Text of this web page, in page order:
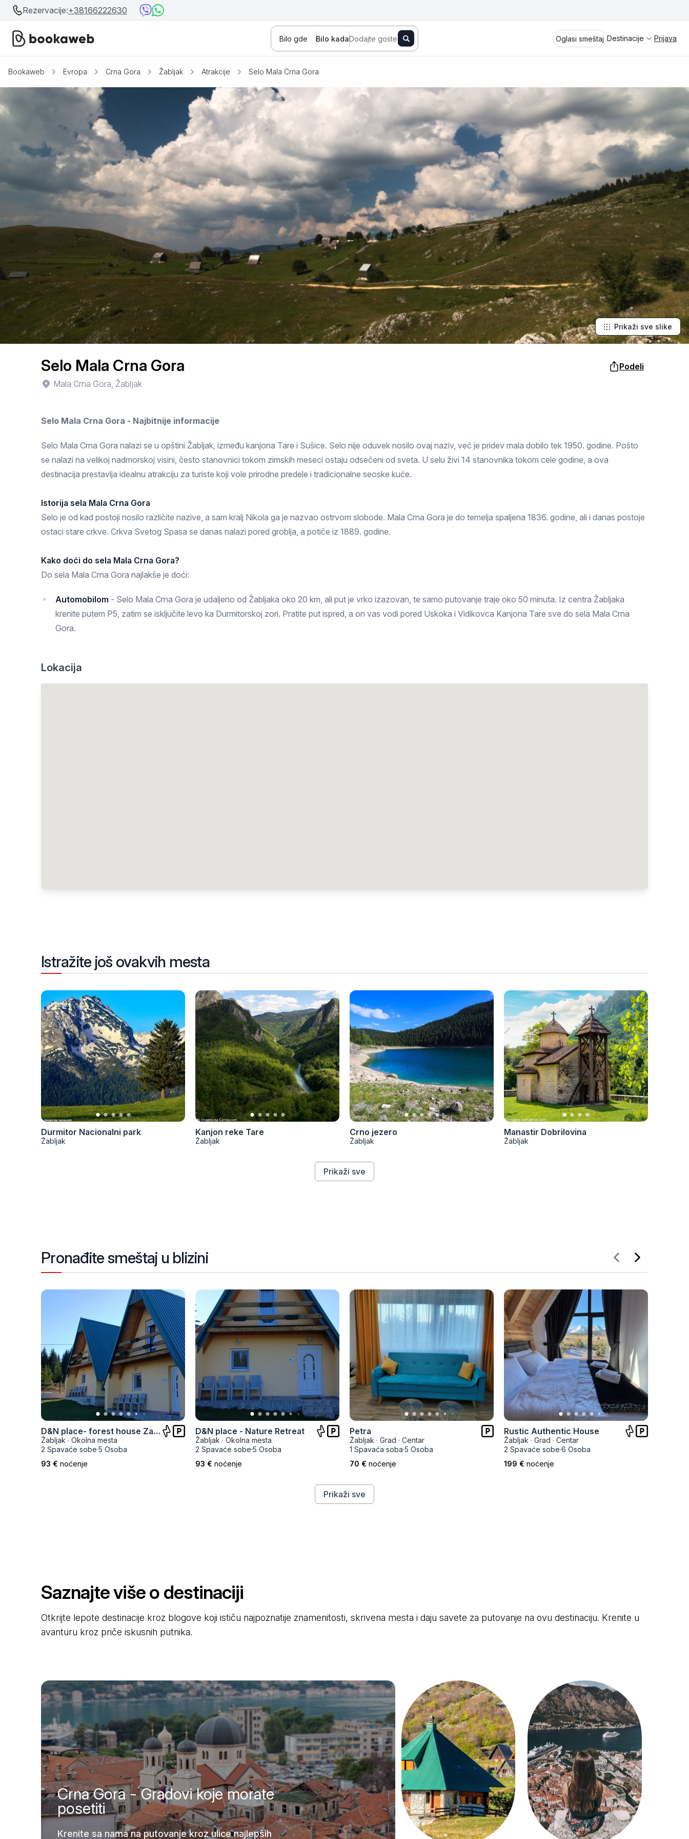
Rezervacije:+38166222630
Bilo gde Bilo kadaDodajte goste Oglasi smeštaj Destinacije
Srbija
Bosna i Hercegovina
Srbija
Novi Sad Kopaonik Divčibare
Niš Banja Koviljača Sokobanja Fruška gora Vrnjačka Banja
Srebrno jezero Tara Stara planina Banja Vrujci Perućac
Prolom Banja Kragujevac Ždrelo Golubac Kladovo
Užice Bajina Bašta Kraljevo Jagodina Aranđelovac
Subotica Nova Varoš Valjevo Šabac
Čačak Uvac Kruševac Loznica
Pančevo Novi Pazar Zrenjanin Vršac Sombor
Gornji Milanovac Raška Leskovac Zaječar
Paraćin Požarevac Senta Vrbas
Kikinda Požega
Sremska
Ljubovija Majdanpek
Ruma
Sremski Karlovci Kosmaj Golija Bačka Topola Palić
Zlatar
Spremite se za virtuelno putovanje
kroz jednu od najlepših zemalja
Evrope i sveta. Uživaćete u prikazima
planinskih masiva poput Tare i Šar-
planine, ali i u ravničarskim predelima
prostrane Vojvodine. Istraživanje
tradicije i kulturnog dobra Srbije
otkriće vam pravu narav srpskog
naroda, a slike lokalnih i tradicionalnih
specijaliteta osetićete i na svojim
nepcima.
Prijava
Bookaweb Evropa Crna Gora Žabljak Atrakcije Selo Mala Crna Gora
Prikaži sve slike
Selo Mala Crna Gora
Podeli
Mala Crna Gora, Žabljak
Selo Mala Crna Gora - Najbitnije informacije
Selo Mala Crna Gora nalazi se u opštini Žabljak, između kanjona Tare i Sušice. Selo nije oduvek nosilo ovaj naziv, već je pridev mala dobilo tek 1950. godine. Pošto
se nalazi na velikoj nadmorskoj visini, često stanovnici tokom zimskih meseci ostaju odsečeni od sveta. U selu živi 14 stanovnika tokom cele godine, a ova
destinacija prestavlja idealnu atrakciju za turiste koji vole prirodne predele i tradicionalne seoske kuće.
Istorija sela Mala Crna Gora
Selo je od kad postoji nosilo različite nazive, a sam kralj Nikola ga je nazvao ostrvom slobode. Mala Crna Gora je do temelja spaljena 1836. godine, ali i danas postoje
ostaci stare crkve. Crkva Svetog Spasa se danas nalazi pored groblja, a potiče iz 1889. godine.
Kako doći do sela Mala Crna Gora?
Do sela Mala Crna Gora najlakše je doći:
Automobilom - Selo Mala Crna Gora je udaljeno od Žabljaka oko 20 km, ali put je vrko izazovan, te samo putovanje traje oko 50 minuta. Iz centra Žabljaka
krenite putem P5, zatim se isključite levo ka Durmitorskoj zori. Pratite put ispred, a on vas vodi pored Uskoka i Vidikovca Kanjona Tare sve do sela Mala Crna
Gora.
Lokacija
Istražite još ovakvih mesta
Durmitor Nacionalni park
Žabljak
Kanjon reke Tare
Žabljak
Crno jezero
Žabljak
Manastir Dobrilovina
Žabljak
Prikaži sve
Pronađite smeštaj u blizini
D&N place- forest house Zabljak
Žabljak · Okolna mesta
2 Spavaće sobe·5 Osoba
93 € noćenje
D&N place - Nature Retreat
Žabljak · Okolna mesta
2 Spavaće sobe·5 Osoba
93 € noćenje
Petra
Žabljak · Grad · Centar
1 Spavaća soba·5 Osoba
70 € noćenje
Rustic Authentic House
Žabljak · Grad · Centar
2 Spavaće sobe·6 Osoba
199 € noćenje
Prikaži sve
Saznajte više o destinaciji
Otkrijte lepote destinacije kroz blogove koji ističu najpoznatije znamenitosti, skrivena mesta i daju savete za putovanje na ovu destinaciju. Krenite u
avanturu kroz priče iskusnih putnika.
Crna Gora - Gradovi koje morate
posetiti
Krenite sa nama na putovanje kroz ulice najlepših